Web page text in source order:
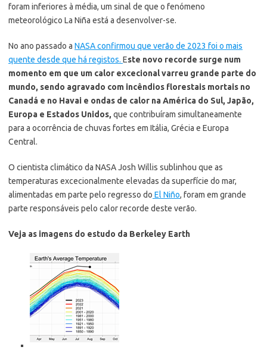
foram inferiores à média, um sinal de que o fenómeno
meteorológico La Niña está a desenvolver-se.
No ano passado a NASA confirmou que verão de 2023 foi o mais
quente desde que há registos. Este novo recorde surge num
momento em que um calor excecional varreu grande parte do
mundo, sendo agravado com incêndios florestais mortais no
Canadá e no Havai e ondas de calor na América do Sul, Japão,
Europa e Estados Unidos, que contribuíram simultaneamente
para a ocorrência de chuvas fortes em Itália, Grécia e Europa
Central.
O cientista climático da NASA Josh Willis sublinhou que as
temperaturas excecionalmente elevadas da superfície do mar,
alimentadas em parte pelo regresso do El Niño, foram em grande
parte responsáveis pelo calor recorde deste verão.
Veja as imagens do estudo da Berkeley Earth